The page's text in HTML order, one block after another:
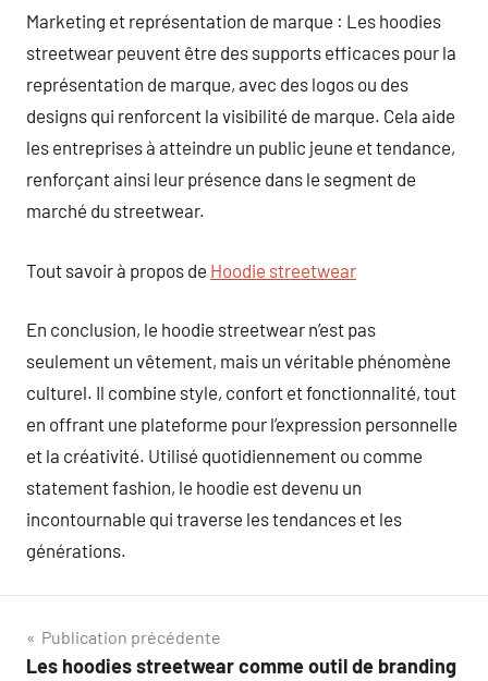
Marketing et représentation de marque : Les hoodies
streetwear peuvent être des supports efficaces pour la
représentation de marque, avec des logos ou des
designs qui renforcent la visibilité de marque. Cela aide
les entreprises à atteindre un public jeune et tendance,
renforçant ainsi leur présence dans le segment de
marché du streetwear.
Tout savoir à propos de Hoodie streetwear
En conclusion, le hoodie streetwear n’est pas
seulement un vêtement, mais un véritable phénomène
culturel. Il combine style, confort et fonctionnalité, tout
en offrant une plateforme pour l’expression personnelle
et la créativité. Utilisé quotidiennement ou comme
statement fashion, le hoodie est devenu un
incontournable qui traverse les tendances et les
générations.
Navigation
Publication précédente
Les hoodies streetwear comme outil de branding